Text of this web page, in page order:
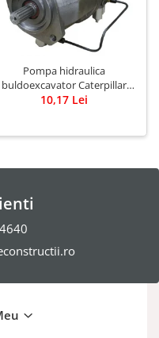
Pompa hidraulica
buldoexcavator Caterpillar
428B
10,17 Lei